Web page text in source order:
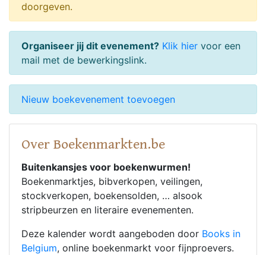
doorgeven.
Organiseer jij dit evenement? Klik hier voor een
mail met de bewerkingslink.
Nieuw boekevenement toevoegen
Over Boekenmarkten.be
Buitenkansjes voor boekenwurmen!
Boekenmarktjes, bibverkopen, veilingen,
stockverkopen, boekensolden, … alsook
stripbeurzen en literaire evenementen.
Deze kalender wordt aangeboden door Books in
Belgium, online boekenmarkt voor fijnproevers.